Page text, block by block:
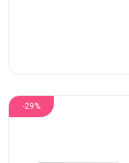
-29%